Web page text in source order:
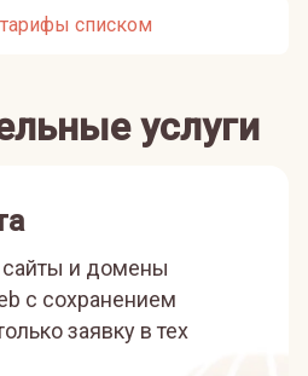
списком
услуги
и домены
с сохранением
заявку в тех